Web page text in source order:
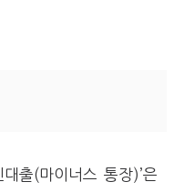
출(마이너스 통장)’은